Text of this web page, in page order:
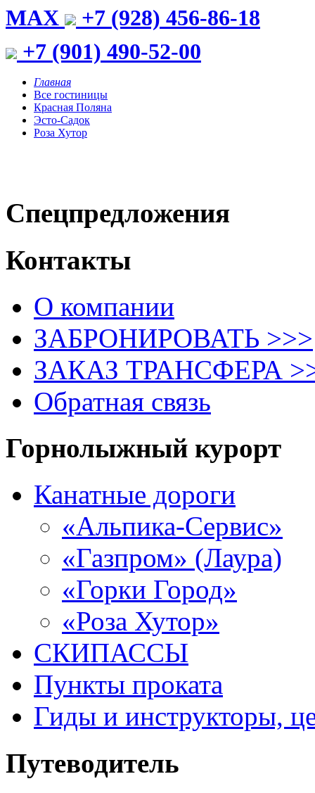
MAX
+7 (928) 456-86-18
+7 (901) 490-52-00
Главная
Все гостиницы
Красная Поляна
Эсто-Садок
Роза Хутор
Спецпредложения
Контакты
О компании
ЗАБРОНИРОВАТЬ >>>
ЗАКАЗ ТРАНСФЕРА
Обратная связь
Горнолыжный курорт
Канатные дороги
«Альпика-Сервис»
«Газпром» (Лаура)
«Горки Город»
«Роза Хутор»
СКИПАССЫ
Пункты проката
Гиды и инструкторы,
Путеводитель